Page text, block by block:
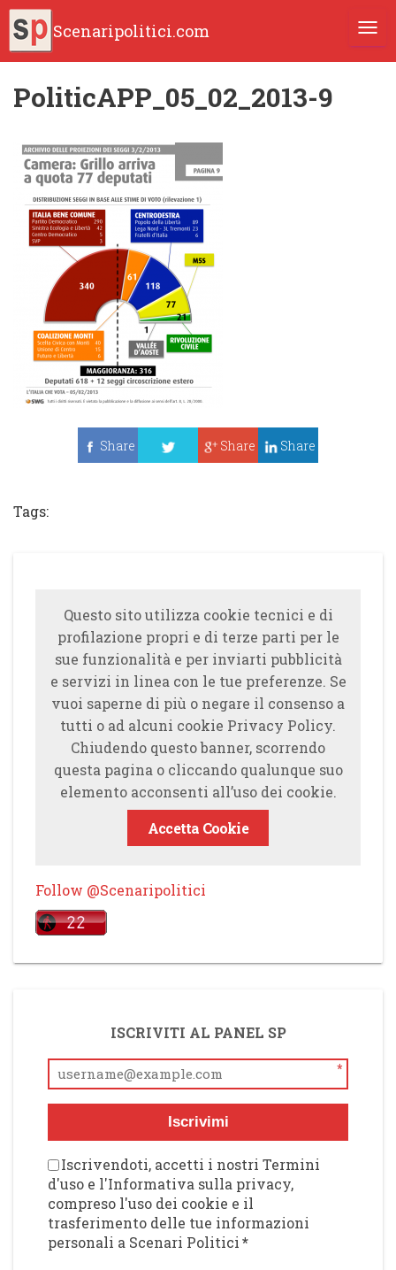
Scenaripolitici.com
PoliticAPP_05_02_2013-9
Share
Share Share
Tags:
Questo sito utilizza cookie tecnici e di
profilazione propri e di terze parti per le
sue funzionalità e per inviarti pubblicità
e servizi in linea con le tue preferenze. Se
vuoi saperne di più o negare il consenso a
tutti o ad alcuni cookie Privacy Policy.
Chiudendo questo banner, scorrendo
questa pagina o cliccando qualunque suo
elemento acconsenti all’uso dei cookie.
Accetta Cookie
Follow @Scenaripolitici
ISCRIVITI AL PANEL SP
*
Iscrivimi
Iscrivendoti, accetti i nostri Termini
d'uso e l'Informativa sulla privacy,
compreso l'uso dei cookie e il
trasferimento delle tue informazioni
personali a Scenari Politici*